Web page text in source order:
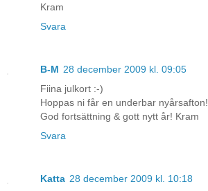
Kram
Svara
B-M 28 december 2009 kl. 09:05
Fiina julkort :-)
Hoppas ni får en underbar nyårsafton!
God fortsättning & gott nytt år! Kram
Svara
Katta 28 december 2009 kl. 10:18